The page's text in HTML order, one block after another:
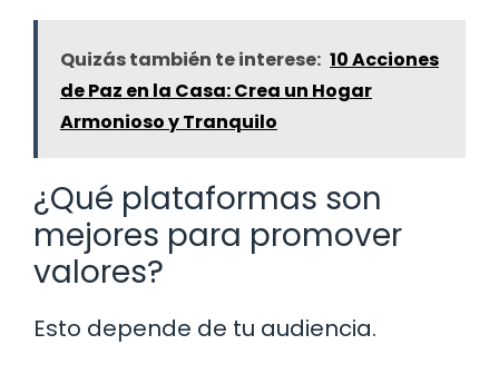
Quizás también te interese: 10 Acciones
de Paz en la Casa: Crea un Hogar
Armonioso y Tranquilo
¿Qué plataformas son
mejores para promover
valores?
Esto depende de tu audiencia.